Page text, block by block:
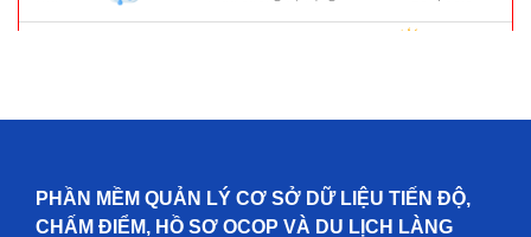
PHẦN MỀM QUẢN LÝ CƠ SỞ DỮ LIỆU TIẾN ĐỘ,
CHẤM ĐIỂM, HỒ SƠ OCOP VÀ DU LỊCH LÀNG